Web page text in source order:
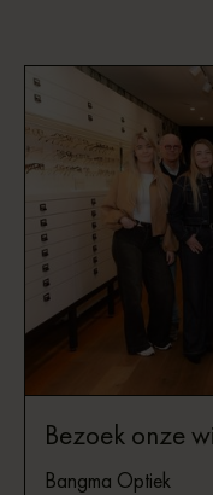
Bezoek onze
Bangma Optiek